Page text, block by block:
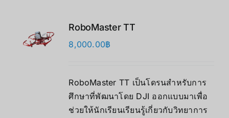
RoboMaster TT
8,000.00฿
RoboMaster TT เป็นโดรนสำหรับการ
ศึกษาที่พัฒนาโดย DJI ออกแบบมาเพื่อ
ช่วยให้นักเรียนเรียนรู้เกี่ยวกับวิทยาการ